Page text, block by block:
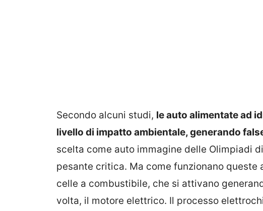
Secondo alcuni studi, le auto alimentate ad
livello di impatto ambientale, generando
scelta come auto immagine delle Olimpiadi
pesante critica. Ma come funzionano queste
celle a combustibile, che si attivano
volta, il motore elettrico. Il processo